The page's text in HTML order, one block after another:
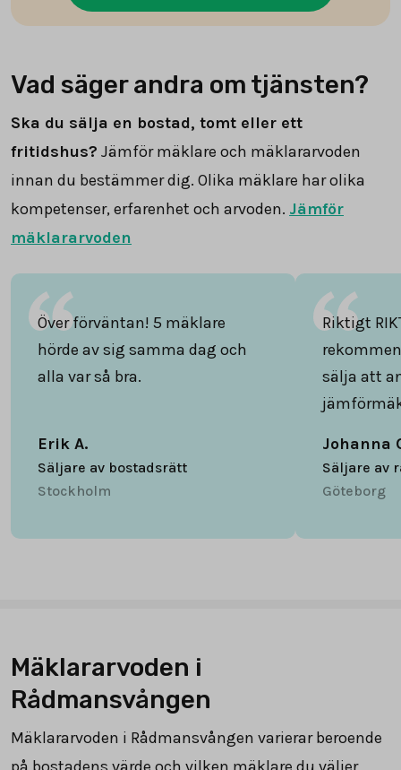
Vad säger andra om tjänsten?
Ska du sälja en bostad, tomt eller ett
fritidshus? Jämför mäklare och mäklararvoden
innan du bestämmer dig. Olika mäklare har olika
kompetenser, erfarenhet och arvoden. Jämför
mäklararvoden
Över förväntan! 5 mäklare
hörde av sig samma dag och
alla var så bra.
Erik A.
Säljare av bostadsrätt
Stockholm
Riktigt
sälja att
Johanna
Säljare av
Göteborg
Mäklararvoden i
Rådmansvången
Mäklararvoden i Rådmansvången varierar beroende